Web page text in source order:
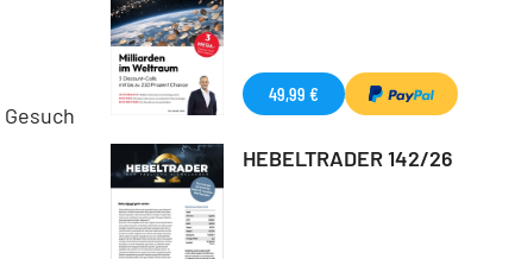
49,99 €
HEBELTRADER 142/26